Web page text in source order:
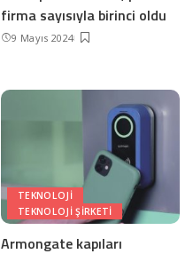
firma sayısıyla birinci oldu
9 Mayıs 2024
TEKNOLOJI
TEKNOLOJI ŞIRKETI
Armongate kapıları